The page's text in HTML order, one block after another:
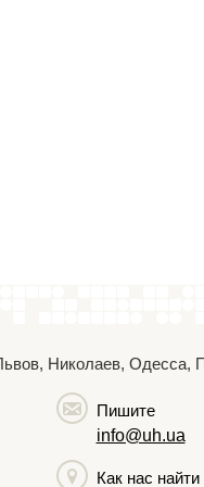
Николаев,
Пишите
info@uh.ua
Как нас найти